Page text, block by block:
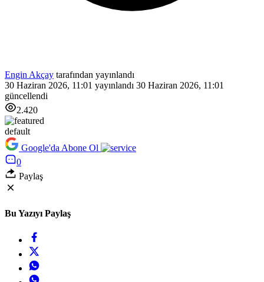
Engin Akçay tarafından yayınlandı
30 Haziran 2026, 11:01 yayınlandı 30 Haziran 2026, 11:01
güncellendi
2.420
default
Google'da Abone Ol
0
Paylaş
Bu Yazıyı Paylaş